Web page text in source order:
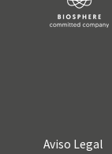
Aviso Legal